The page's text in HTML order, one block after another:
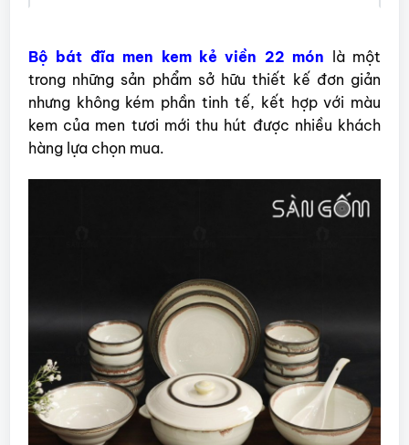
Bộ bát đĩa men kem kẻ viền 22 món là một
trong những sản phẩm sở hữu thiết kế đơn giản
nhưng không kém phần tinh tế, kết hợp với màu
kem của men tươi mới thu hút được nhiều khách
hàng lựa chọn mua.